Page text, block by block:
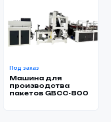
Под заказ
Машина для
производства
пакетов GBCC-800